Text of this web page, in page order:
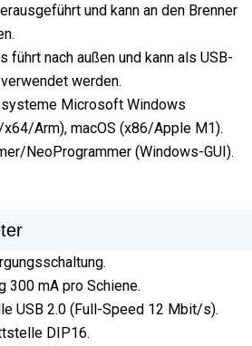
und kann an den Brenner
führt nach außen und kann als USB-
werden.
Microsoft Windows
Arm), macOS (x86/Apple M1).
NeoProgrammer (Windows-GUI).
300 mA pro Schiene.
USB 2.0 (Full-Speed 12 Mbit/s).
DIP16.